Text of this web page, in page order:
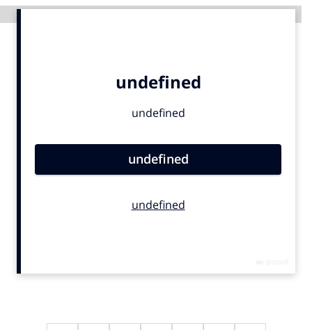
Carriere
Design
Diversiteit